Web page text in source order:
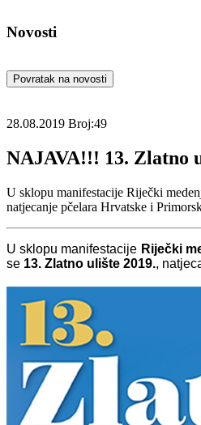
Novosti
Povratak na novosti
28.08.2019 Broj:49
NAJAVA!!! 13. Zlatno
U sklopu manifestacije Riječki
natjecanje pčelara Hrvatske i
U sklopu manifestacije Riječki
se 13. Zlatno ulište 2019.,